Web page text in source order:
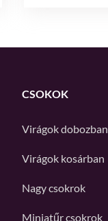
CSOKOK
Virágok dobozban
Virágok kosárban
Nagy csokrok
Miniatűr csokrok